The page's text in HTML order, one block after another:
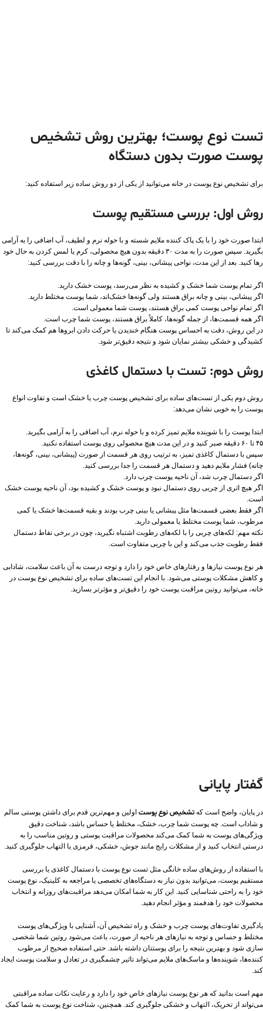
تست نوع پوست؛ بهترین روش تشخیص
پوست صورت بدون دستگاه
برای تشخیص نوع پوست در خانه می‌توانید از یکی از دو روش ساده زیر استفاده کنید:
روش اول: بررسی مستقیم پوست
ابتدا صورت خود را با یک پاک‌ کننده ملایم شسته و با حوله نرم و لطیف، آب اضافی را به آرامی
بگیرید. سپس صورت را به مدت ۳۰ دقیقه بدون هیچ محصولی، کرم یا لمس کردن به حال خود
رها کنید. بعد از این مدت، نواحی پیشانی، بینی، گونه‌ها و چانه را با دقت بررسی کنید:
اگر تمام پوست شما خشک و کشیده به نظر می‌رسد، پوست خشک دارید.
اگر پیشانی، بینی و چانه براق هستند ولی گونه‌ها خشک‌اند، شما پوست مختلط دارید.
اگر تمام نواحی پوست کمی براق هستند، پوست شما معمولی است.
اگر همه قسمت‌ها، از جمله گونه‌ها، کاملاً براق هستند، پوست شما چرب است.
در این روش، دقت به احساس پوست هنگام خندیدن یا حرکت دادن ابروها هم کمک می‌کند تا
کشیدگی و خشکی بیشتر نمایان شود و نتیجه دقیق‌تر شود.
روش دوم: تست با دستمال کاغذی
روش دوم یکی از تست‌های ساده برای تشخیص پوست چرب یا خشک است و تفاوت انواع
پوست را به خوبی نشان می‌دهد:
ابتدا پوست را با شوینده ملایم تمیز کرده و با حوله نرم، آب اضافی را به آرامی بگیرید.
۴۵ تا ۶۰ دقیقه صبر کنید و در این مدت هیچ محصولی روی پوست استفاده نکنید.
سپس با دستمال کاغذی تمیز، به ترتیب روی هر قسمت از صورت (پیشانی، بینی، گونه‌ها،
چانه) فشار ملایم دهید و دستمال هر قسمت را جدا بررسی کنید.
اگر دستمال چرب شد، آن ناحیه پوست چرب دارد.
اگر هیچ اثری از چربی روی دستمال نبود و پوست خشک و کشیده بود، آن ناحیه پوست خشک
است.
اگر فقط بعضی قسمت‌ها مثل پیشانی یا بینی چرب بودند و بقیه قسمت‌ها خشک یا کمی
مرطوب، شما پوست مختلط یا معمولی دارید.
نکته مهم: لکه‌های چربی را با لکه‌های رطوبت اشتباه نگیرید، چون در برخی نقاط دستمال
فقط رطوبت جذب می‌کند و این با چربی متفاوت است.
هر نوع پوست نیازها و رفتارهای خاص خود را دارد و توجه درست به آن باعث سلامت، شادابی
و کاهش مشکلات پوستی می‌شود. با انجام این تست‌های ساده برای تشخیص نوع پوست در
خانه، می‌توانید روتین مراقبت پوست خود را دقیق‌تر و مؤثرتر بسازید.
گفتار پایانی
در پایان، واضح است که تشخیص نوع پوست اولین و مهم‌ترین قدم برای داشتن پوستی سالم
و شاداب است. چه پوست شما چرب، خشک، مختلط یا حساس باشد، شناخت دقیق
ویژگی‌های پوست به شما کمک می‌کند محصولات مراقبت پوستی و روتین مناسب را به
درستی انتخاب کنید و از مشکلات رایج مانند جوش، خشکی، قرمزی یا التهاب جلوگیری کنید.
با استفاده از روش‌های ساده خانگی مثل تست نوع پوست با دستمال کاغذی یا بررسی
مستقیم پوست، می‌توانید بدون نیاز به دستگاه‌های تخصصی یا مراجعه به کلینیک، نوع پوست
خود را به راحتی شناسایی کنید. این کار به شما امکان می‌دهد مراقبت‌های روزانه و انتخاب
محصولات خود را هدفمند و مؤثر انجام دهید.
یادگیری تفاوت‌های پوست چرب و خشک و راه تشخیص آن، آشنایی با ویژگی‌های پوست
مختلط و حساس و توجه به نیازهای هر ناحیه از صورت، باعث می‌شود روتین شما شخصی‌
سازی شود و بهترین نتیجه را برای پوستتان داشته باشد. حتی استفاده صحیح از مرطوب‌
کننده‌ها، شوینده‌ها و ماسک‌های ملایم می‌تواند تاثیر چشمگیری در تعادل و سلامت پوست ایجاد
کند.
مهم است بدانید که هر نوع پوست نیازهای خاص خود را دارد و رعایت نکات ساده مراقبتی
می‌تواند از تحریک، التهاب و خشکی جلوگیری کند. همچنین، شناخت نوع پوست به شما کمک